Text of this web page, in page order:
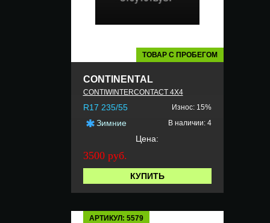
ТОВАР С ПРОБЕГОМ
CONTINENTAL
CONTIWINTERCONTACT 4X4
R17 235/55 Износ: 15%
Зимние В наличии: 4
Цена:
3500 руб.
КУПИТЬ
АРТИКУЛ: 5579